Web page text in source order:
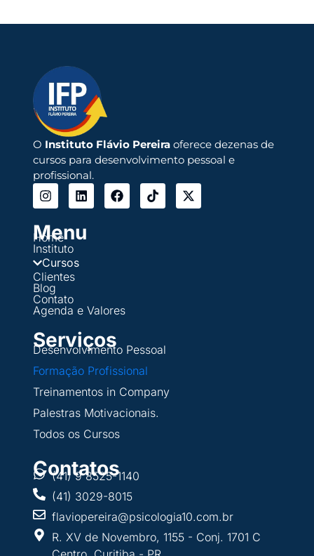
O Instituto Flávio Pereiraoferece dezenas de
cursos para desenvolvimento pessoal e
profissional.
Menu
Home
Instituto
Cursos
Clientes
Blog
Contato
Agenda e Valores
Serviços
Desenvolvimento Pessoal
Formação Profissional
Treinamentos in Company
Palestras Motivacionais.
Todos os Cursos
Contatos
(41) 9 8525-1140
(41) 3029-8015
flaviopereira@psicologia10.com.br
R. XV de Novembro, 1155 - Conj. 1701 C